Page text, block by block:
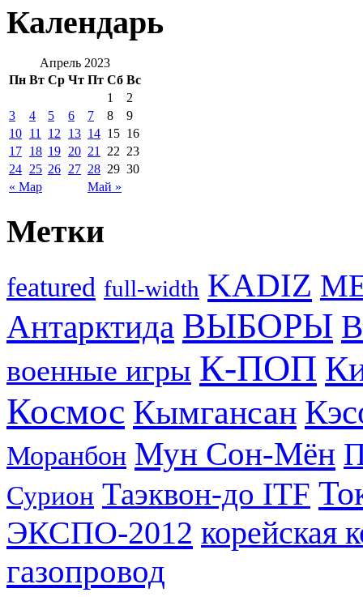
Календарь
Апрель 2023
Пн Вт Ср Чт Пт Сб Вс
« Мар Май »
1
2
3
4 5 6 7 8
9
10 11 12 13 14 15 16
17 18 19 20 21 22 23
24 25 26 27 28 29 30
Метки
featured full-width KADIZ
Антарктида ВЫБОРЫ
военные игры К-ПОП
Космос Кымгансан
Моранбон Мун Сон-Мён
Сурион Таэквон-до ITF
ЭКСПО-2012 корейская
газопровод